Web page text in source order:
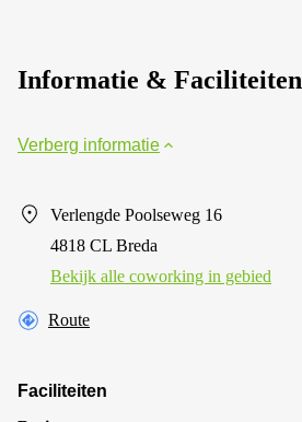
Informatie & Faciliteiten
Verberg informatie
Verlengde Poolseweg 16
4818 CL Breda
Bekijk alle сoworking in gebied
Route
Faciliteiten